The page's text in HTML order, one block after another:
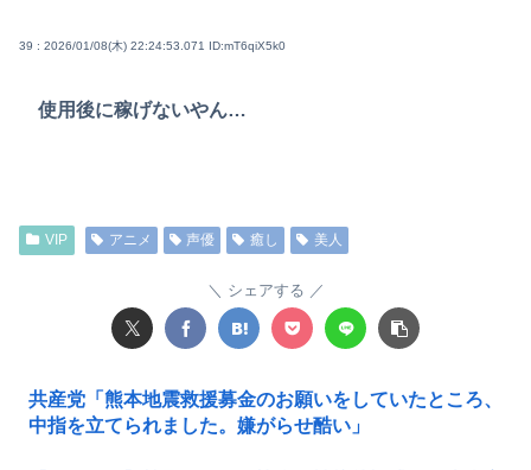
39 : 2026/01/08(木) 22:24:53.071 ID:mT6qiX5k0
使用後に稼げないやん…
VIP アニメ 声優 癒し 美人
シェアする
共産党「熊本地震救援募金のお願いをしていたところ、
中指を立てられました。嫌がらせ酷い」